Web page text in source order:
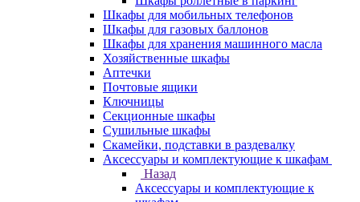
Шкафы для мобильных телефонов
Шкафы для газовых баллонов
Шкафы для хранения машинного масла
Хозяйственные шкафы
Аптечки
Почтовые ящики
Ключницы
Секционные шкафы
Сушильные шкафы
Скамейки, подставки в раздевалку
Аксессуары и комплектующие к шкафам
Назад
Аксессуары и комплектующие к